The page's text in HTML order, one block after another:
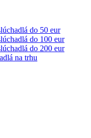
do 50 eur
do 100 eur
do 200 eur
na trhu